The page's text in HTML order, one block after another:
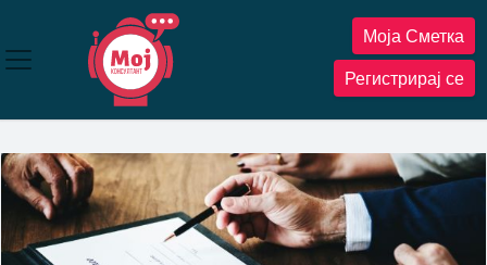
содржината
Моја Сметка
Регистрирај се